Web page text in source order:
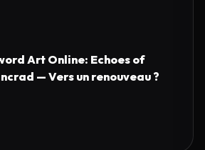
Art Online: Echoes of
— Vers un renouveau ?